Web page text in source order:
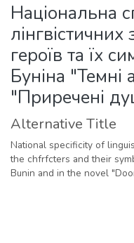
Statistics
Національна
героїв та їх
Буніна "Темні
"Приречені
Alternative Title
National specificity of
the chfrfcters and their
Bunin and in the novel